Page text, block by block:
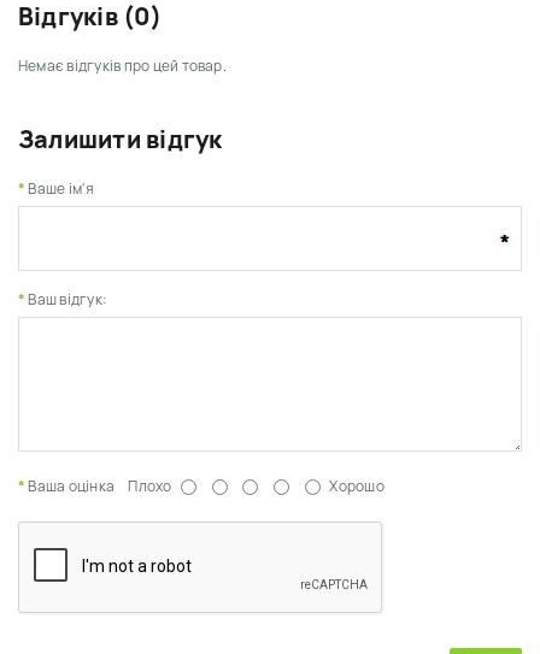
Відгуків (0)
Немає відгуків про цей товар.
Залишити відгук
Ваше ім'я
Ваш відгук:
Ваша оцінка Плохо Хорошо